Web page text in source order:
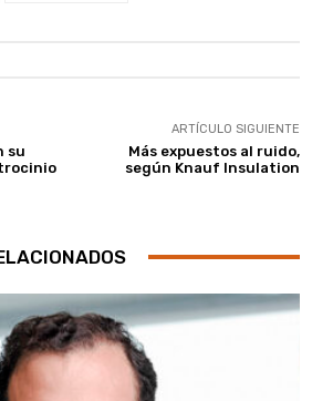
su
ARTÍCULO SIGUIENTE
Más expuestos al ruido,
según Knauf Insulation